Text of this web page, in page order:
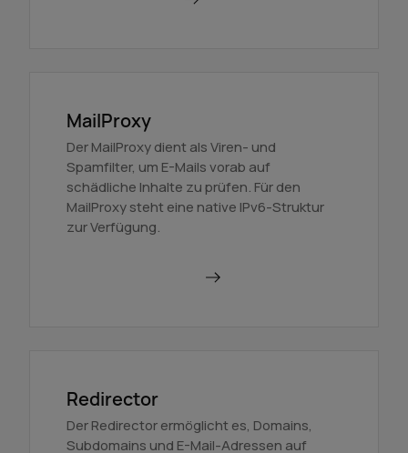
MailProxy
Der MailProxy dient als Viren- und
Spamfilter, um E-Mails vorab auf
schädliche Inhalte zu prüfen. Für den
MailProxy steht eine native IPv6-Struktur
zur Verfügung.
Redirector
Der Redirector ermöglicht es, Domains,
Subdomains und E-Mail-Adressen auf